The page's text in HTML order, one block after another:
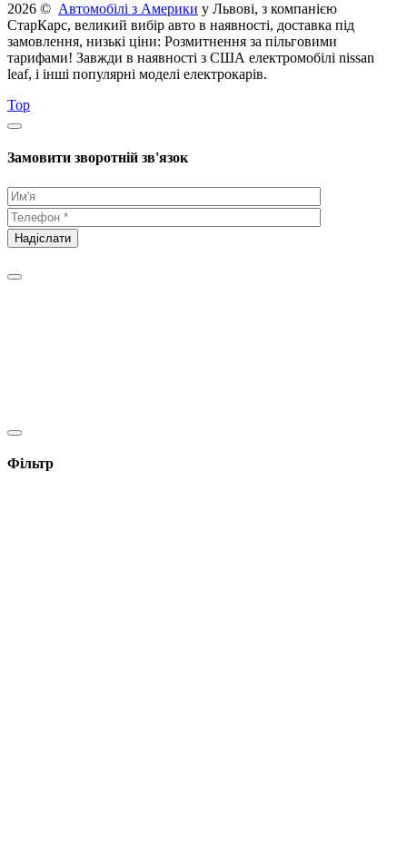
2026 © Автомобілі з Америки у Львові, з компанією
СтарКарс, великий вибір авто в наявності, доставка під
замовлення, низькі ціни: Розмитнення за пільговими
тарифами! Завжди в наявності з США електромобілі nissan
leaf, і інші популярні моделі електрокарів.
Top
Замовити зворотній зв'язок
Фільтр